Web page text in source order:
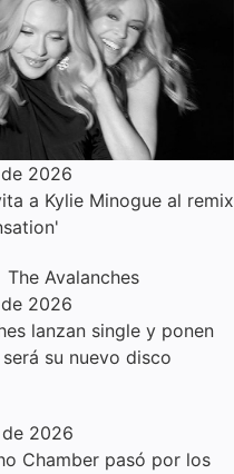
2026
a Kylie Minogue al remix
2026
lanzan single y ponen
su nuevo disco
2026
Chamber pasó por los